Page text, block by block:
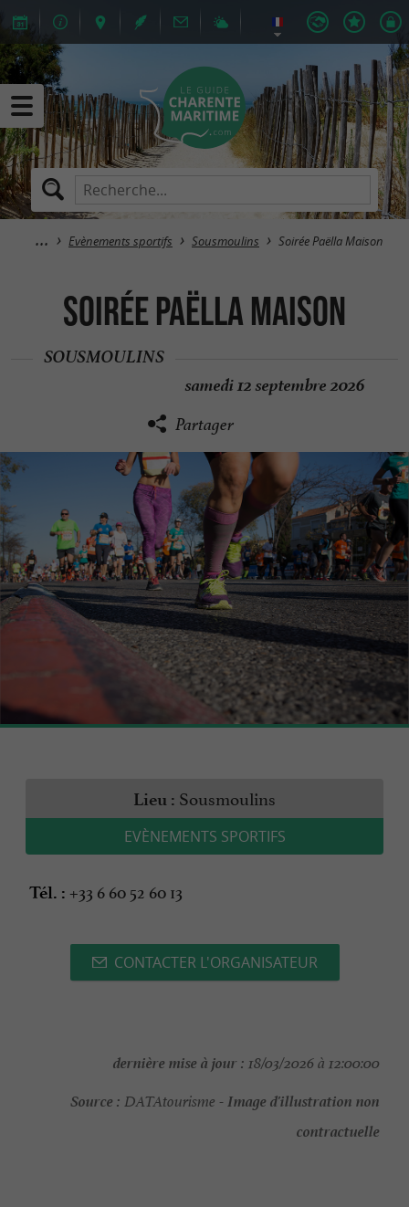
Evènements sportifs Sousmoulins Soirée Paëlla Maison
Soirée Paëlla Maison
SOUSMOULINS
samedi 12 septembre 2026
Partager
Lieu : Sousmoulins
EVÈNEMENTS SPORTIFS
Tél. : +33 6 60 52 60 13
CONTACTER L'ORGANISATEUR
dernière mise à jour : 18/03/2026 à 12:00:00
Source : DATAtourisme -Image d'illustration non
contractuelle